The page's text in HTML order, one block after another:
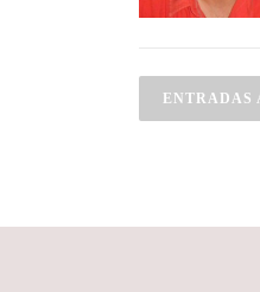
N
a ENTRADAS